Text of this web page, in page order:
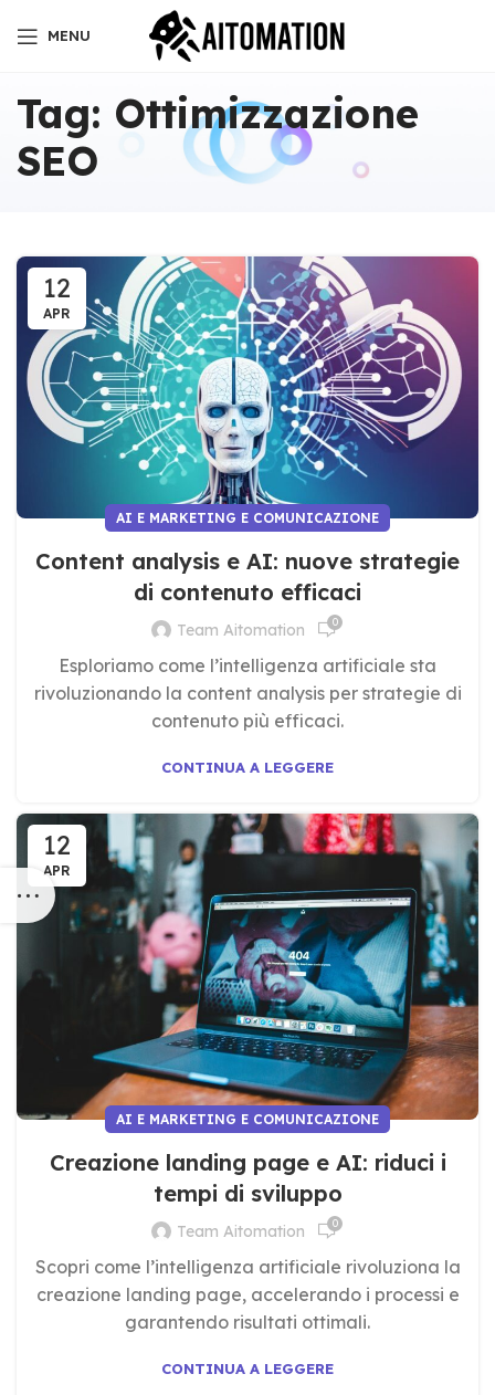
MENU
Tag: Ottimizzazione
SEO
12
APR
AI E MARKETING E COMUNICAZIONE
Content analysis e AI: nuove strategie
di contenuto efficaci
Team Aitomation 0
Esploriamo come l’intelligenza artificiale sta
rivoluzionando la content analysis per strategie di
contenuto più efficaci.
CONTINUA A LEGGERE
12
APR
AI E MARKETING E COMUNICAZIONE
Creazione landing page e AI: riduci i
tempi di sviluppo
Team Aitomation 0
Scopri come l’intelligenza artificiale rivoluziona la
creazione landing page, accelerando i processi e
garantendo risultati ottimali.
CONTINUA A LEGGERE